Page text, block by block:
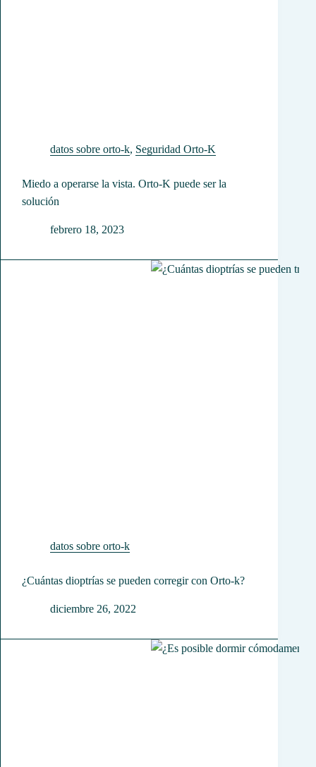
datos sobre orto-k, Seguridad Orto-K
Miedo a operarse la vista. Orto-K puede ser la
solución
febrero 18, 2023
datos sobre orto-k
¿Cuántas dioptrías se pueden corregir con Orto-k?
diciembre 26, 2022